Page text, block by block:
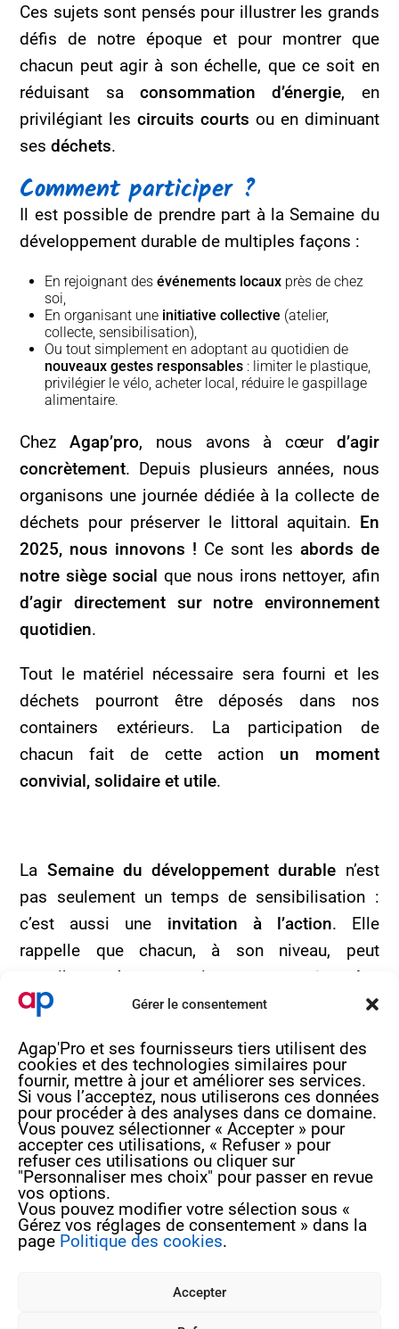
Gérer le consentement
Agap'Pro et ses fournisseurs tiers utilisent des
cookies et des technologies similaires pour
fournir, mettre à jour et améliorer ses services.
Si vous l’acceptez, nous utiliserons ces données
pour procéder à des analyses dans ce domaine.
Vous pouvez sélectionner « Accepter » pour
accepter ces utilisations, « Refuser » pour
refuser ces utilisations ou cliquer sur
"Personnaliser mes choix" pour passer en revue
vos options.
Vous pouvez modifier votre sélection sous «
Gérez vos réglages de consentement » dans la
page Politique des cookies.
Accepter
Ces sujets sont pensés pour illustrer les grands
défis de notre époque et pour montrer que
chacun peut agir à son échelle, que ce soit en
réduisant sa consommation d’énergie, en
privilégiant lescircuits courts ou en diminuant
sesdéchets.
Comment participer ?
Il est possible de prendre part à la Semaine du
développement durable de multiples façons :
En rejoignant desévénements locaux près de chez
soi,
En organisant une initiative collective (atelier,
collecte, sensibilisation),
Ou tout simplement en adoptant au quotidien de
nouveaux gestes responsables : limiter le plastique,
privilégier le vélo, acheter local, réduire le gaspillage
alimentaire.
ChezAgap’pro, nous avons à cœur d’agir
concrètement. Depuis plusieurs années, nous
organisons une journée dédiée à la collecte de
déchets pour préserver le littoral aquitain. En
2025, nous innovons ! Ce sont les abords de
notre siège social que nous irons nettoyer, afin
d’agir directement sur notre environnement
quotidien.
Tout le matériel nécessaire sera fourni et les
déchets pourront être déposés dans nos
containers extérieurs. La participation de
chacun fait de cette action un moment
convivial, solidaire et utile.
La Semaine du développement durable n’est
pas seulement un temps de sensibilisation :
c’est aussi une invitation à l’action. Elle
rappelle que chacun, à son niveau, peut
contribuer à construire un
avenir plus
respectueux
de la planète et des générations
4 rue de Béguey 33370 TRESSES
05 56 40 69 99
contact@agap-pro.com
Inscrivez-vous à notre newsletter !
Je m’inscris à la newsletter